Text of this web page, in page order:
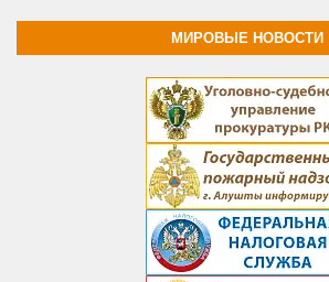
МИРОВЫЕ НОВОСТИ